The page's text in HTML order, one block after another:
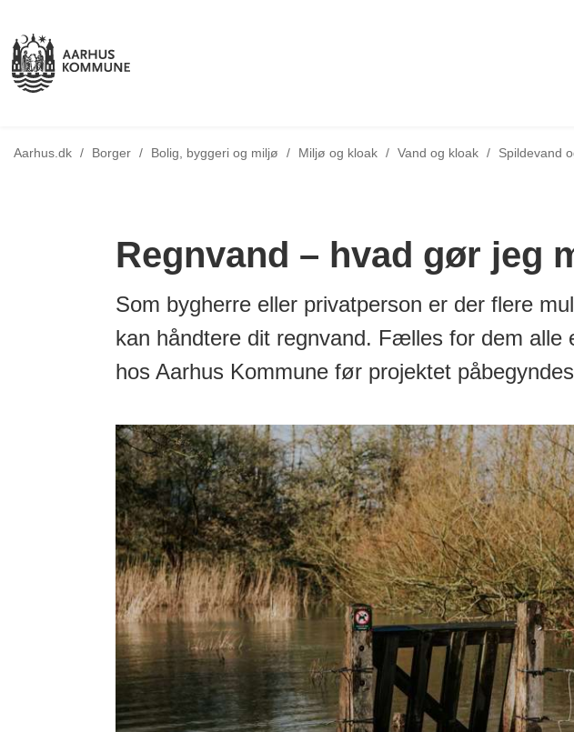
Aarhus.dk / Borger / Bolig, byggeri og miljø / Miljø og kloak / Vand og kloak / Tilbage til
Spildevand
Regnvand – hvad gør jeg
Som bygherre eller privatperson er der flere
kan håndtere dit regnvand. Fælles for dem alle
hos Aarhus Kommune før projektet